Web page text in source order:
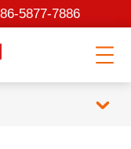
5877-7886